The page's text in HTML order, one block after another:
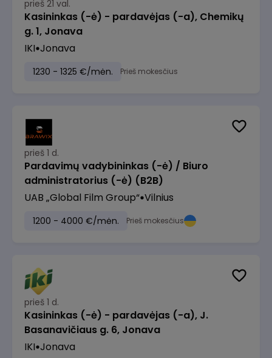
prieš 21 val.
Kasininkas (-ė) - pardavėjas (-a), Chemikų
g. 1, Jonava
IKI Jonava
1230 - 1325 €/mėn. Prieš mokesčius
prieš 1 d.
Pardavimų vadybininkas (-ė) / Biuro
administratorius (-ė) (B2B)
UAB „Global Film Group“ Vilnius
1200 - 4000 €/mėn. Prieš mokesčius
prieš 1 d.
Kasininkas (-ė) - pardavėjas (-a), J.
Basanavičiaus g. 6, Jonava
IKI Jonava